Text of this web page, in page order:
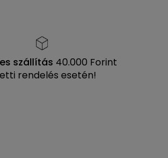
szállítás 40.000 Forint
rendelés esetén!